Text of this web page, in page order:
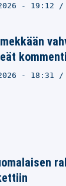
- 19:12
- 18:31